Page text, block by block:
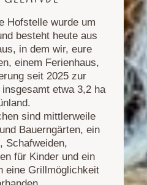
Hofstelle wurde um
besteht heute aus
in dem wir, eure
einem Ferienhaus,
seit 2025 zur
etwa 3,2 ha
sind mittlerweile
Bauerngärten, ein
Schafweiden,
für Kinder und ein
eine Grillmöglichkeit